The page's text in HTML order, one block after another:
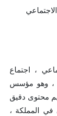
، اجتماع
، وهو مؤسس
محتوى دقيق
المملكة ،